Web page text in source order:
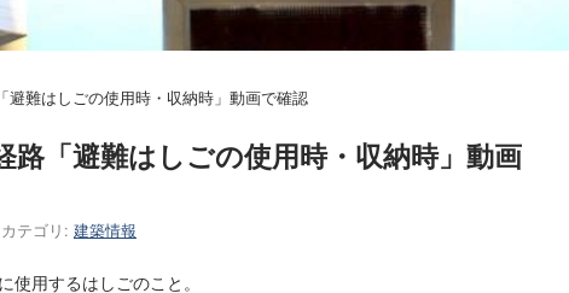
避難はしごの使用時・収納時」動画で確認
路「避難はしごの使用時・収納時」動画
カテゴリ: 建築情報
使用するはしごのこと。